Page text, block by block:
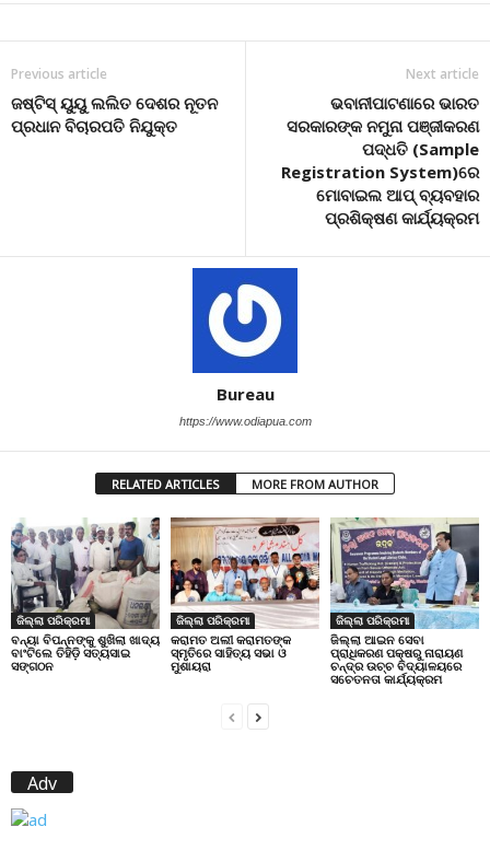
Previous article
ଜଷ୍ଟିସ୍ ୟୁୟୁ ଲଲିତ ଦେଶର ନୂତନ
ପ୍ରଧାନ ବିଚାରପତି ନିଯୁକ୍ତ
Next article
ଭବାନୀପାଟଣାରେ ଭାରତ
ସରକାରଙ୍କ ନମୁନା ପଞ୍ଜୀକରଣ
ପଦ୍ଧତି (Sample
Registration System)ରେ
ମୋବାଇଲ ଆପ୍ ବ୍ୟବହାର
ପ୍ରଶିକ୍ଷଣ କାର୍ଯ୍ୟକ୍ରମ
Bureau
https://www.odiapua.com
RELATED ARTICLES MORE FROM AUTHOR
ଜିଲ୍ଲା ପରିକ୍ରମା
ବନ୍ୟା ବିପନ୍ନଙ୍କୁ ଶୁଖିଲା ଖାଦ୍ୟ
ବାଂଟିଲେ ତିହିଡି଼ ସତ୍ୟସାଇ
ସଙ୍ଗଠନ
ଜିଲ୍ଲା ପରିକ୍ରମା
କରାମତ ଅଲୀ କରାମତଙ୍କ
ସ୍ମୃତିରେ ସାହିତ୍ୟ ସଭା ଓ
ମୁଶାୟରା
ଜିଲ୍ଲା ପରିକ୍ରମା
ଜିଲ୍ଲା ଆଇନ ସେବା
ପ୍ରାଧିକରଣ ପକ୍ଷରୁ ନାରାୟଣ
ଚନ୍ଦ୍ର ଉଚ୍ଚ ବିଦ୍ୟାଳୟରେ
ସଚେତନତା କାର୍ଯ୍ୟକ୍ରମ
Adv